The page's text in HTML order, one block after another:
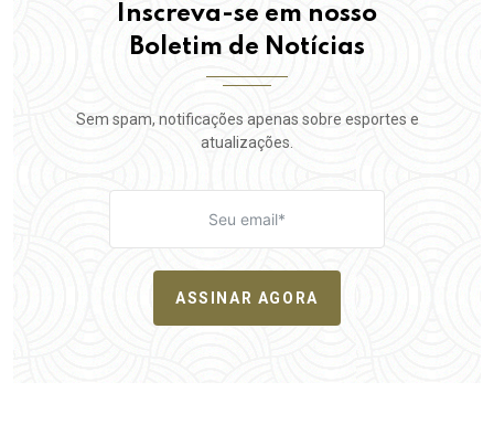
Inscreva-se em nosso
Boletim de Notícias
Sem spam, notificações apenas sobre esportes e
atualizações.
ASSINAR AGORA